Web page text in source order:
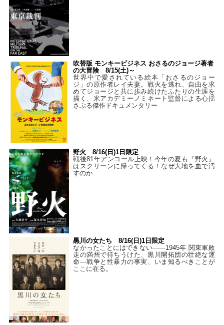
吹替版 モンキービジネス おさるのジョージ著者
の大冒険 8/15(土)～
世界中で愛されている絵本「おさるのジョー
ジ」の原作者レイ夫妻。戦火を逃れ、自由を求
めてジョージと共に歩み続けたふたりの生涯を
描く、米アカデミーノミネート監督による心揺
さぶる傑作ドキュメンタリー
野火 8/16(日)1日限定
戦後81年アンコール上映！今年の夏も『野火』
はスクリーンに帰ってくる！なぜ大地を血で汚
すのか
黒川の女たち 8/16(日)1日限定
なかったことにはできない——1945年 関東軍敗
走の満州で待ちうけた、黒川開拓団の壮絶な運
命―戦争と性暴力の事実、いま知るべきことが
ここに在る。